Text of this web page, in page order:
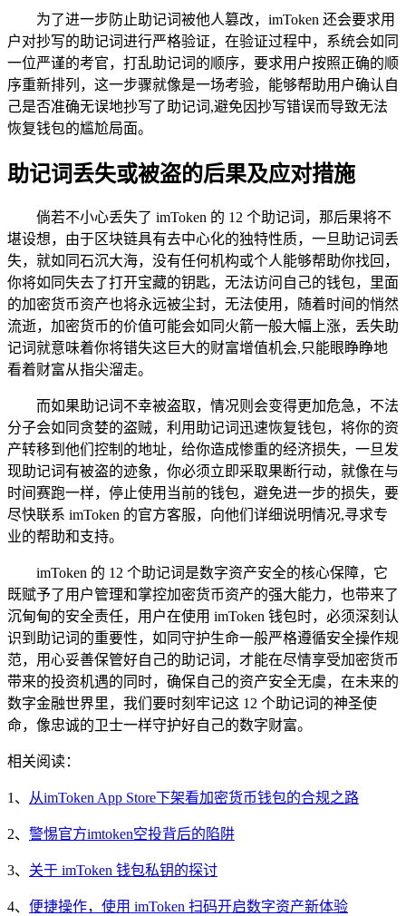
为了进一步防止助记词被他人篡改，imToken 还会要求用
户对抄写的助记词进行严格验证，在验证过程中，系统会如同
一位严谨的考官，打乱助记词的顺序，要求用户按照正确的顺
序重新排列，这一步骤就像是一场考验，能够帮助用户确认自
己是否准确无误地抄写了助记词,避免因抄写错误而导致无法
恢复钱包的尴尬局面。
助记词丢失或被盗的后果及应对措施
倘若不小心丢失了 imToken 的 12 个助记词，那后果将不
堪设想，由于区块链具有去中心化的独特性质，一旦助记词丢
失，就如同石沉大海，没有任何机构或个人能够帮助你找回，
你将如同失去了打开宝藏的钥匙，无法访问自己的钱包，里面
的加密货币资产也将永远被尘封，无法使用，随着时间的悄然
流逝，加密货币的价值可能会如同火箭一般大幅上涨，丢失助
记词就意味着你将错失这巨大的财富增值机会,只能眼睁睁地
看着财富从指尖溜走。
而如果助记词不幸被盗取，情况则会变得更加危急，不法
分子会如同贪婪的盗贼，利用助记词迅速恢复钱包，将你的资
产转移到他们控制的地址，给你造成惨重的经济损失，一旦发
现助记词有被盗的迹象，你必须立即采取果断行动，就像在与
时间赛跑一样，停止使用当前的钱包，避免进一步的损失，要
尽快联系 imToken 的官方客服，向他们详细说明情况,寻求专
业的帮助和支持。
imToken 的 12 个助记词是数字资产安全的核心保障，它
既赋予了用户管理和掌控加密货币资产的强大能力，也带来了
沉甸甸的安全责任，用户在使用 imToken 钱包时，必须深刻认
识到助记词的重要性，如同守护生命一般严格遵循安全操作规
范，用心妥善保管好自己的助记词，才能在尽情享受加密货币
带来的投资机遇的同时，确保自己的资产安全无虞，在未来的
数字金融世界里，我们要时刻牢记这 12 个助记词的神圣使
命，像忠诚的卫士一样守护好自己的数字财富。
相关阅读：
1、 从imToken App Store下架看加密货币钱包的合规之路
2、 警惕官方imtoken空投背后的陷阱
3、 关于 imToken 钱包私钥的探讨
4、 便捷操作，使用 imToken 扫码开启数字资产新体验